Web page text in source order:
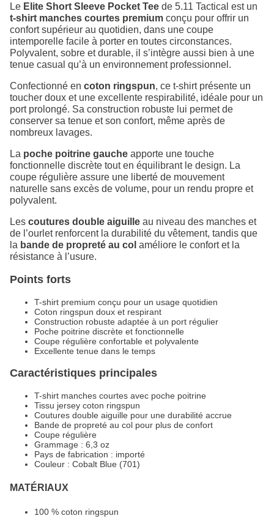
Le Elite Short Sleeve Pocket Tee de 5.11 Tactical est un
t-shirt manches courtes premium conçu pour offrir un
confort supérieur au quotidien, dans une coupe
intemporelle facile à porter en toutes circonstances.
Polyvalent, sobre et durable, il s’intègre aussi bien à une
tenue casual qu’à un environnement professionnel.
Confectionné en coton ringspun, ce t-shirt présente un
toucher doux et une excellente respirabilité, idéale pour un
port prolongé. Sa construction robuste lui permet de
conserver sa tenue et son confort, même après de
nombreux lavages.
La poche poitrine gauche apporte une touche
fonctionnelle discrète tout en équilibrant le design. La
coupe régulière assure une liberté de mouvement
naturelle sans excès de volume, pour un rendu propre et
polyvalent.
Les coutures double aiguille au niveau des manches et
de l’ourlet renforcent la durabilité du vêtement, tandis que
la bande de propreté au col améliore le confort et la
résistance à l’usure.
Points forts
T-shirt premium conçu pour un usage quotidien
Coton ringspun doux et respirant
Construction robuste adaptée à un port régulier
Poche poitrine discrète et fonctionnelle
Coupe régulière confortable et polyvalente
Excellente tenue dans le temps
Caractéristiques principales
T-shirt manches courtes avec poche poitrine
Tissu jersey coton ringspun
Coutures double aiguille pour une durabilité accrue
Bande de propreté au col pour plus de confort
Coupe régulière
Grammage : 6,3 oz
Pays de fabrication : importé
Couleur : Cobalt Blue (701)
MATÉRIAUX
100 % coton ringspun